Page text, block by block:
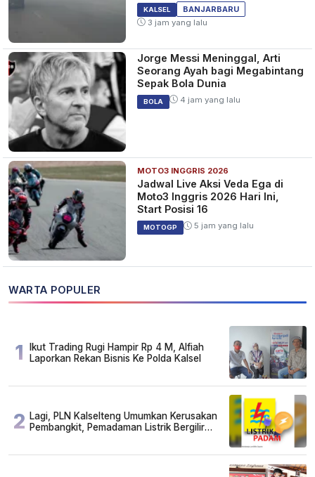
Jauh dan Sein
KALSEL
BANJARBARU
3 jam yang lalu
Jorge Messi Meninggal, Arti
Seorang Ayah bagi Megabintang
Sepak Bola Dunia
BOLA 4 jam yang lalu
MOTO3 INGGRIS 2026
Jadwal Live Aksi Veda Ega di
Moto3 Inggris 2026 Hari Ini,
Start Posisi 16
MOTOGP 5 jam yang lalu
WARTA POPULER
1
Ikut Trading Rugi Hampir Rp 4 M, Alfiah
Laporkan Rekan Bisnis Ke Polda Kalsel
2 Lagi, PLN Kalselteng Umumkan Kerusakan
Pembangkit, Pemadaman Listrik Bergilir